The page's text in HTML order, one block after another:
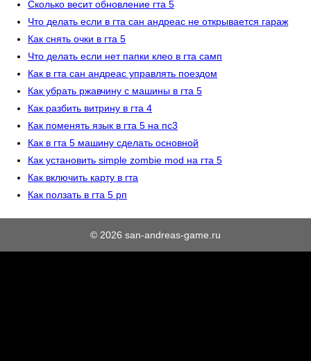
Сколько весит обновление гта 5
Что делать если в гта сан андреас не открывается гараж
Как снять очки в гта 5
Что делать если нет папки клео в гта самп
Как в гта сан андреас управлять поездом
Как убрать ржавчину с машины в гта 5
Как разбить витрину в гта 4
Как поменять язык в гта 5 на пс3
Как в гта 5 машину сделать основной
Как установить simple zombie mod на гта 5
Как включить карту в гта
Как ползать в гта 5 рп
© 2026 san-andreas-game.ru